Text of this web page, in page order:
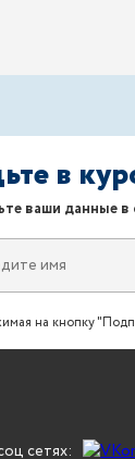
в
ваши данные
на кнопку
сетях: